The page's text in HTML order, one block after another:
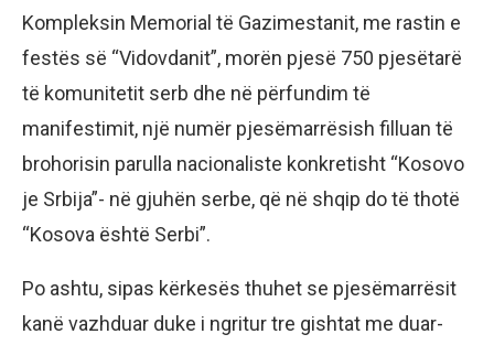
Kompleksin Memorial të Gazimestanit, me rastin e
festës së “Vidovdanit”, morën pjesë 750 pjesëtarë
të komunitetit serb dhe në përfundim të
manifestimit, një numër pjesëmarrësish filluan të
brohorisin parulla nacionaliste konkretisht “Kosovo
je Srbija”- në gjuhën serbe, që në shqip do të thotë
“Kosova është Serbi”.
Po ashtu, sipas kërkesës thuhet se pjesëmarrësit
kanë vazhduar duke i ngritur tre gishtat me duar-